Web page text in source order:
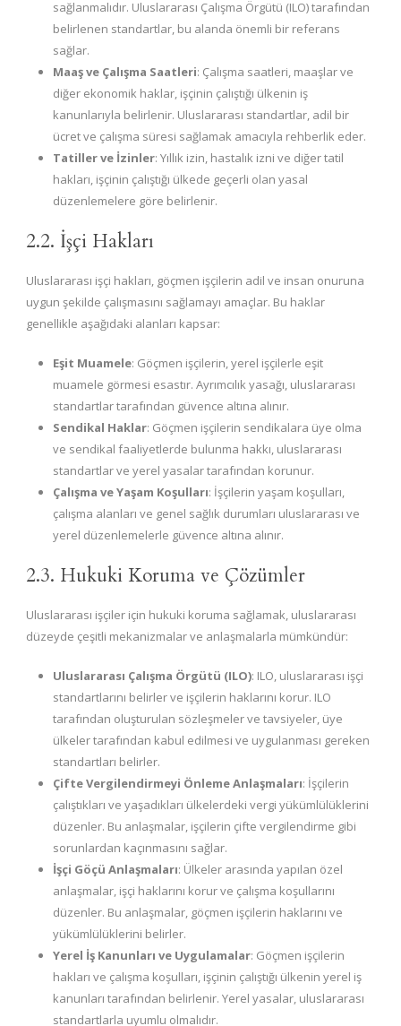
sağlanmalıdır. Uluslararası Çalışma Örgütü (ILO) tarafından
belirlenen standartlar, bu alanda önemli bir referans
sağlar.
Maaş ve Çalışma Saatleri: Çalışma saatleri, maaşlar ve
diğer ekonomik haklar, işçinin çalıştığı ülkenin iş
kanunlarıyla belirlenir. Uluslararası standartlar, adil bir
ücret ve çalışma süresi sağlamak amacıyla rehberlik eder.
Tatiller ve İzinler: Yıllık izin, hastalık izni ve diğer tatil
hakları, işçinin çalıştığı ülkede geçerli olan yasal
düzenlemelere göre belirlenir.
2.2. İşçi Hakları
Uluslararası işçi hakları, göçmen işçilerin adil ve insan onuruna
uygun şekilde çalışmasını sağlamayı amaçlar. Bu haklar
genellikle aşağıdaki alanları kapsar:
Eşit Muamele: Göçmen işçilerin, yerel işçilerle eşit
muamele görmesi esastır. Ayrımcılık yasağı, uluslararası
standartlar tarafından güvence altına alınır.
Sendikal Haklar: Göçmen işçilerin sendikalara üye olma
ve sendikal faaliyetlerde bulunma hakkı, uluslararası
standartlar ve yerel yasalar tarafından korunur.
Çalışma ve Yaşam Koşulları: İşçilerin yaşam koşulları,
çalışma alanları ve genel sağlık durumları uluslararası ve
yerel düzenlemelerle güvence altına alınır.
2.3. Hukuki Koruma ve Çözümler
Uluslararası işçiler için hukuki koruma sağlamak, uluslararası
düzeyde çeşitli mekanizmalar ve anlaşmalarla mümkündür:
Uluslararası Çalışma Örgütü (ILO): ILO, uluslararası işçi
standartlarını belirler ve işçilerin haklarını korur. ILO
tarafından oluşturulan sözleşmeler ve tavsiyeler, üye
ülkeler tarafından kabul edilmesi ve uygulanması gereken
standartları belirler.
Çifte Vergilendirmeyi Önleme Anlaşmaları: İşçilerin
çalıştıkları ve yaşadıkları ülkelerdeki vergi yükümlülüklerini
düzenler. Bu anlaşmalar, işçilerin çifte vergilendirme gibi
sorunlardan kaçınmasını sağlar.
İşçi Göçü Anlaşmaları: Ülkeler arasında yapılan özel
anlaşmalar, işçi haklarını korur ve çalışma koşullarını
düzenler. Bu anlaşmalar, göçmen işçilerin haklarını ve
yükümlülüklerini belirler.
Yerel İş Kanunları ve Uygulamalar: Göçmen işçilerin
hakları ve çalışma koşulları, işçinin çalıştığı ülkenin yerel iş
kanunları tarafından belirlenir. Yerel yasalar, uluslararası
standartlarla uyumlu olmalıdır.